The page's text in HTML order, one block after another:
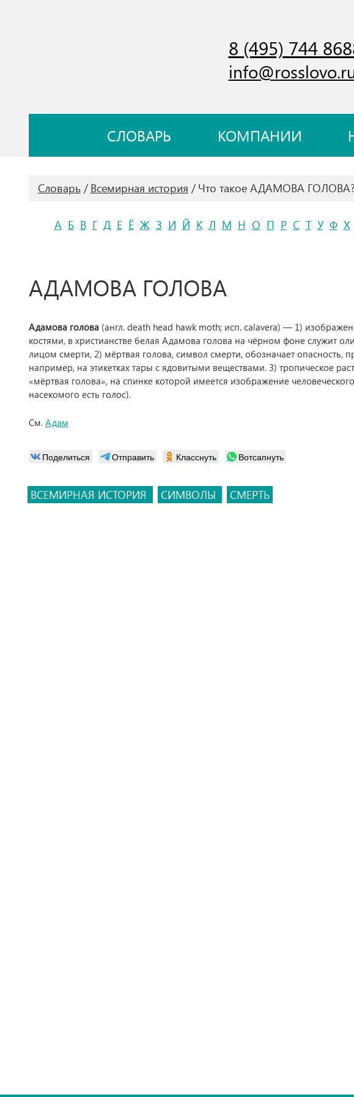
8 (495) 744
СЛОВАРЬ КОМПАНИИ
Словарь Всемирная история Что такое АДАМОВА
А Б В Г Д Е Ё Ж З И Й К Л М Н О П Р С Т У Ф Х
АДАМОВА ГОЛОВА
Адамова голова(англ. death head hawk moth; исп. calavera) — 1)
костями, в христианстве белая Адамова голова на чёрном фоне служит
лицом смерти, 2) мёртвая голова, символ смерти, обозначает опасность,
например, на этикетках тары с ядовитыми веществами. 3) тропическое
«мёртвая голова», на спинке которой имеется изображение
насекомого есть голос).
См. Адам
Поделиться Отправить Класснуть Вотсапнуть
ВСЕМИРНАЯ ИСТОРИЯ СИМВОЛЫ СМЕРТЬ